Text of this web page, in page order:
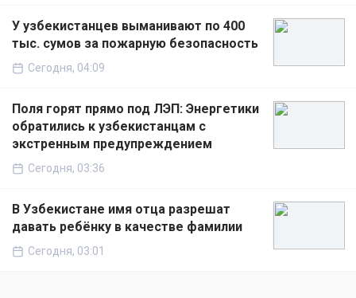
У узбекистанцев выманивают по 400
тыс. сумов за пожарную безопасность
Сегодня, 04:09
Поля горят прямо под ЛЭП: Энергетики
обратились к узбекистанцам с
экстренным предупреждением
Сегодня, 03:36
В Узбекистане имя отца разрешат
давать ребёнку в качестве фамилии
Сегодня, 03:01